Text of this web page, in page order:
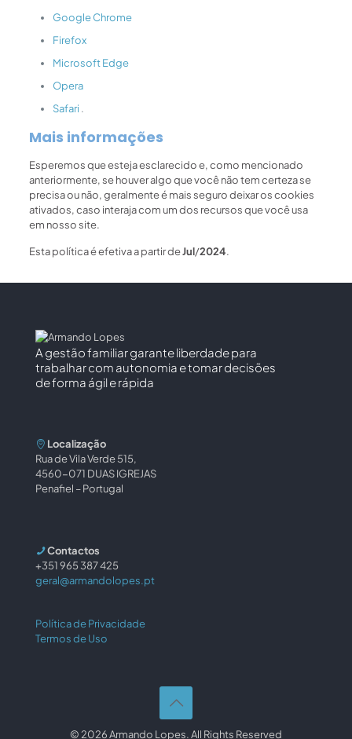
Google Chrome
Firefox
Microsoft Edge
Opera
Safari .
Mais informações
Esperemos que esteja esclarecido e, como mencionado
anteriormente, se houver algo que você não tem certeza se
precisa ou não, geralmente é mais seguro deixar os cookies
ativados, caso interaja com um dos recursos que você usa
em nosso site.
Esta política é efetiva a partir deJul/2024.
A gestão familiar garante liberdade para
trabalhar com autonomia e tomar decisões
de forma ágil e rápida
Localização
Rua de Vila Verde 515,
4560-071 DUAS IGREJAS
Penafiel – Portugal
Contactos
+351 965 387 425
geral@armandolopes.pt
Política de Privacidade
Termos de Uso
© 2026 Armando Lopes. All Rights Reserved